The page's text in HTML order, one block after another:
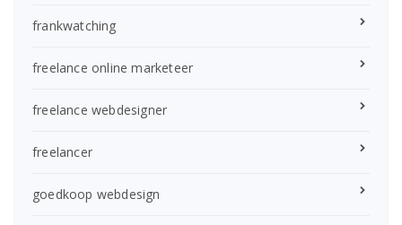
frankwatching
freelance online marketeer
freelance webdesigner
freelancer
goedkoop webdesign